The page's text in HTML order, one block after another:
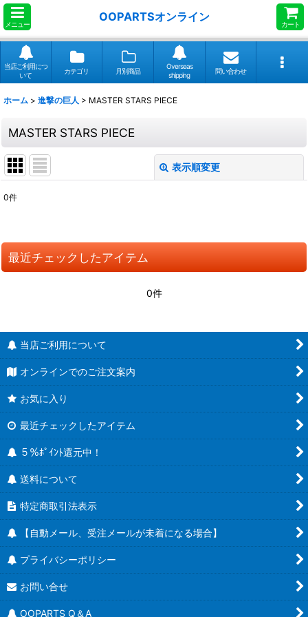
メニュー
OOPARTSオンライン
カート
当店ご利用につ
いて
カテゴリ 月別商品
Overseas
shipping
問い合わせ
ホーム > 進撃の巨人 > MASTER STARS PIECE
MASTER STARS PIECE
表示順変更
並び順:
0件
最近チェックしたアイテム
0件
当店ご利用について
オンラインでのご注文案内
お気に入り
最近チェックしたアイテム
５％ﾎﾟｲﾝﾄ還元中！
送料について
特定商取引法表示
【自動メール、受注メールが未着になる場合】
プライバシーポリシー
お問い合せ
OOPARTS Q＆A